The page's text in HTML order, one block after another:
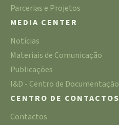
Parcerias e Projetos
MEDIA CENTER
Notícias
Materiais de Comunicação
Publicações
I&D - Centro de Documentação
CENTRO DE CONTACTOS
Contactos